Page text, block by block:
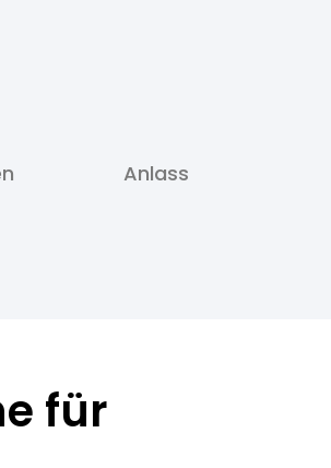
Anlass
für